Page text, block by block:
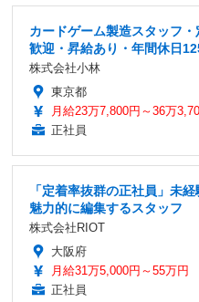
カードゲーム製造スタッフ
歓迎・昇給あり・年間休日
株式会社小林
東京都
月給23万7,800円～36万
正社員
「定着率抜群の正社員」未
魅力的に編集するスタッフ
株式会社RIOT
大阪府
月給31万5,000円～55万円
正社員